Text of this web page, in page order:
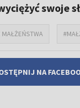
swoje
MAŁŻEŃSTWA
NA